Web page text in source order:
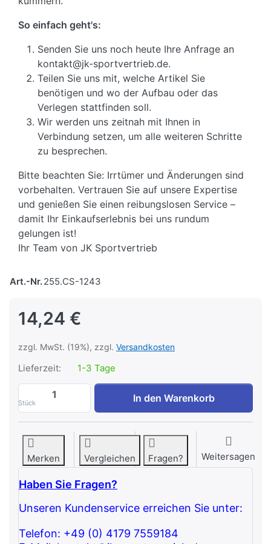
So einfach geht's:
Senden Sie uns noch heute Ihre Anfrage an
kontakt@jk-sportvertrieb.de.
Teilen Sie uns mit, welche Artikel Sie
benötigen und wo der Aufbau oder das
Verlegen stattfinden soll.
Wir werden uns zeitnah mit Ihnen in
Verbindung setzen, um alle weiteren Schritte
zu besprechen.
Bitte beachten Sie: Irrtümer und Änderungen sind
vorbehalten. Vertrauen Sie auf unsere Expertise
und genießen Sie einen reibungslosen Service –
damit Ihr Einkaufserlebnis bei uns rundum
gelungen ist!
Ihr Team von JK Sportvertrieb
Art.-Nr.255.CS-1243
14,24 €
zzgl. MwSt. (19%), zzgl. Versandkosten
Lieferzeit: 1-3 Tage
Stück
Gymstick Springseil PRO zu 14,24 €,
In den Warenkorb
Merken Vergleichen Fragen? Weitersagen
Haben Sie Fragen?
Unseren Kundenservice erreichen Sie unter:
Telefon: +49 (0) 4179 7559184